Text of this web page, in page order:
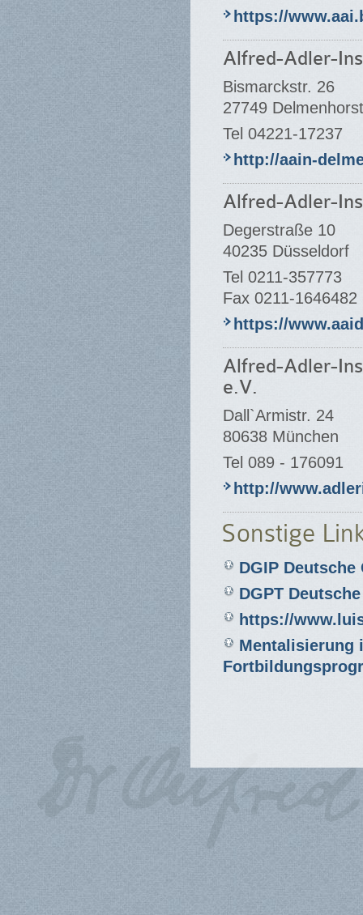
https://
Alfred-Adler-
Bismarckstr. 26
27749
Tel 04221-17237
http://aain-
Alfred-Adler-
Degerstraße 10
40235 Düsseldorf
Tel 0211-357773
Fax 0211-1646482
https://
Alfred-Adler-
e.V.
Dall`Armistr. 24
80638 München
Tel 089 - 176091
http://
Sonstige
DGIP
DGPT
https://
Mentalisierung